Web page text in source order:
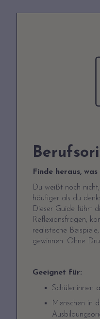
Finde heraus,
Du weißt noch
häufiger als du
Dieser Guide führt
Reflexionsfragen,
realistische
gewinnen. Ohne
Geeignet für:
Schüler:innen
Menschen in